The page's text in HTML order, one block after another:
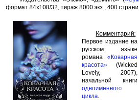
формат 84x108/32, тираж 8000 экз., 400
Комментарий:
Первое издание на
русском языке
романа «Коварная
красота» (Wicked
Lovely, 2007),
начальной книги
одноимённого
цикла.